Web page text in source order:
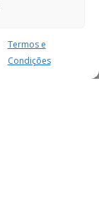
Termos e
Condições